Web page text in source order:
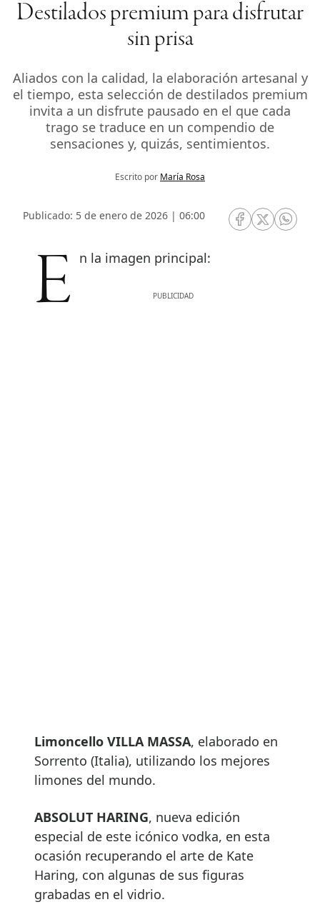
Destilados premium para disfrutar
sin prisa
Aliados con la calidad, la elaboración artesanal y
el tiempo, esta selección de destilados premium
invita a un disfrute pausado en el que cada
trago se traduce en un compendio de
sensaciones y, quizás, sentimientos.
Escrito por María Rosa
Publicado: 5 de enero de 2026 | 06:00
RRSS Facebook
RRSSRRSS
En la imagen principal:
Limoncello VILLA MASSA, elaborado en
Sorrento (Italia), utilizando los mejores
limones del mundo.
ABSOLUT HARING, nueva edición
especial de este icónico vodka, en esta
ocasión recuperando el arte de Kate
Haring, con algunas de sus figuras
grabadas en el vidrio.